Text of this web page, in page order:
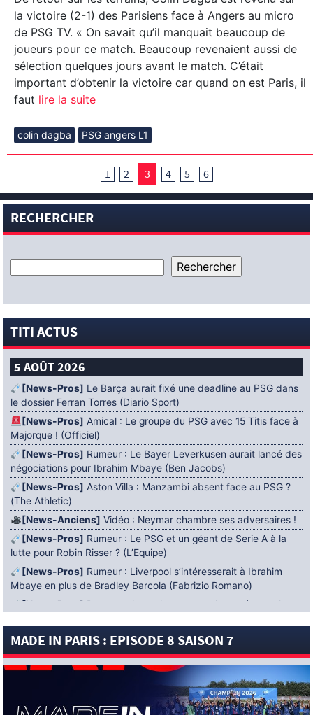
la victoire (2-1) des Parisiens face à Angers au micro
de PSG TV. « On savait qu’il manquait beaucoup de
joueurs pour ce match. Beaucoup revenaient aussi de
sélection quelques jours avant le match. C’était
important d’obtenir la victoire car quand on est Paris, il
faut lire la suite
colin dagba PSG angers L1
1 2 3 4 5 6
RECHERCHER
TITI ACTUS
5 AOÛT 2026
[News-Pros] Le Barça aurait fixé une deadline au PSG dans
le dossier Ferran Torres (Diario Sport)
[News-Pros] Amical : Le groupe du PSG avec 15 Titis face à
Majorque ! (Officiel)
[News-Pros] Rumeur : Le Bayer Leverkusen aurait lancé des
négociations pour Ibrahim Mbaye (Ben Jacobs)
[News-Pros] Aston Villa : Manzambi absent face au PSG ?
(The Athletic)
[News-Anciens] Vidéo : Neymar chambre ses adversaires !
[News-Pros] Rumeur : Le PSG et un géant de Serie A à la
lutte pour Robin Risser ? (L’Equipe)
[News-Pros] Rumeur : Liverpool s’intéresserait à Ibrahim
Mbaye en plus de Bradley Barcola (Fabrizio Romano)
[News-Pros]
Rumeur : Accord contractuel trouvé entre le
[News-Pros]Rumeur : Le PSG aurait lancé un ultimatum
pour boucler le dossier Ferran Torres (Matteo Moretto)
4 AOÛT 2026
Mercato : Khalil Ayari prêté à Dunkerque
(Officiel)
MADE IN PARIS : EPISODE 8 SAISON 7